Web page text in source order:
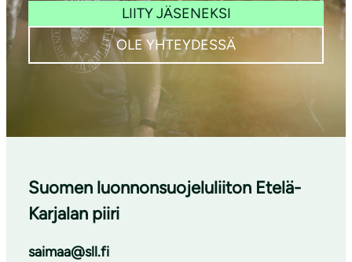
LIITY JÄSENEKSI
OLE YHTEYDESSÄ
Suomen luonnonsuojeluliiton Etelä-
Karjalan piiri
saimaa@sll.fi